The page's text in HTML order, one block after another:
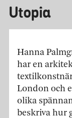
Utopia
Hanna
har en
London och
olika
beskriva hur